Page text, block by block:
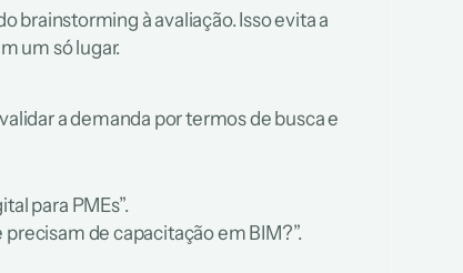
brainstorming à avaliação. Isso evita a
um só lugar.
a demanda por termos de busca e
para PMEs”.
de capacitação em BIM?”.